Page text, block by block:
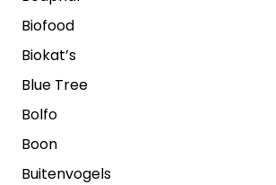
Biofood
Biokat’s
Blue Tree
Bolfo
Boon
Buitenvogels